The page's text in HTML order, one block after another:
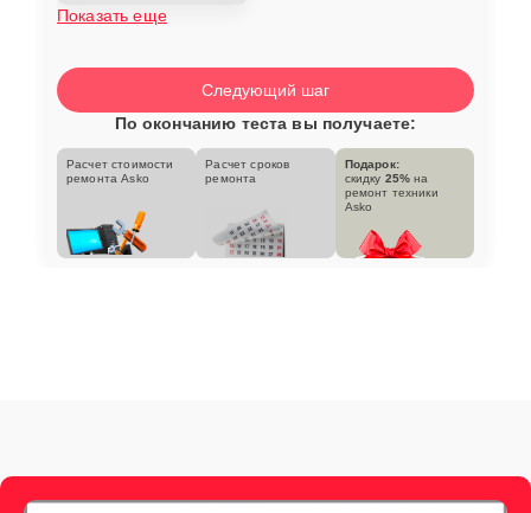
Показать еще
Следующий шаг
По окончанию теста вы получаете:
Расчет стоимости
ремонта Asko
Расчет сроков
ремонта
Подарок:
скидку 25% на
ремонт техники
Asko